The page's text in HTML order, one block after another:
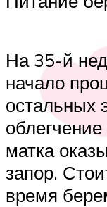
На 35-й
начало
остальных
матка
запор.
время